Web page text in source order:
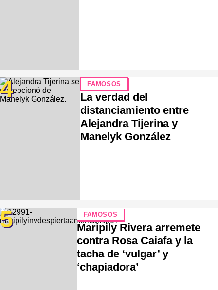
4 FAMOSOS
La verdad del
distanciamiento entre
Alejandra Tijerina y
Manelyk González
5 FAMOSOS
Maripily Rivera arremete
contra Rosa Caiafa y la
tacha de ‘vulgar’ y
‘chapiadora’